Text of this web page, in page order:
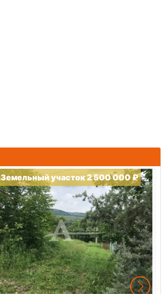
Земельный участок 2 500 000 ₽